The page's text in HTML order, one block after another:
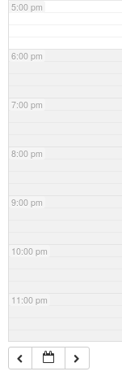
5:00 pm
6:00 pm
7:00 pm
8:00 pm
9:00 pm
10:00 pm
11:00 pm